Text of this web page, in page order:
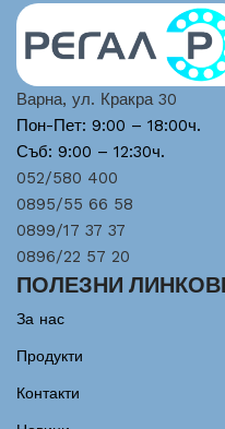
Варна, ул. Кракра 30
Пон-Пет: 9:00 – 18:00ч.
Съб: 9:00 – 12:30ч.
052/580 400
0895/55 66 58
0899/17 37 37
0896/22 57 20
ПОЛЕЗНИ
За нас
Продукти
Контакти